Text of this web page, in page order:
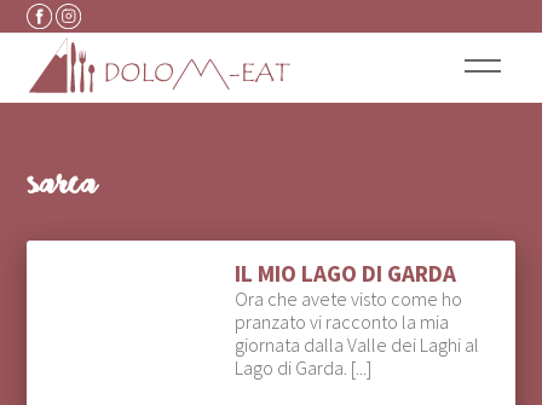
Vai al contenuto
sarca
IL MIO LAGO DI GARDA
Ora che avete visto come ho
pranzato vi racconto la mia
giornata dalla Valle dei Laghi al
Lago di Garda. [...]